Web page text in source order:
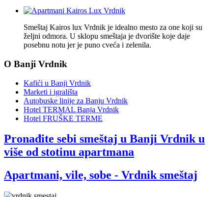
Smeštaj Kairos lux Vrdnik je idealno mesto za one koji su
željni odmora. U sklopu smeštaja je dvorište koje daje
posebnu notu jer je puno cveća i zelenila.
O Banji Vrdnik
Kafići u Banji Vrdnik
Marketi i igrališta
Autobuske linije za Banju Vrdnik
Hotel TERMAL Banja Vrdnik
Hotel FRUŠKE TERME
Pronađite sebi smeštaj u Banji Vrdnik u
više od stotinu apartmana
Apartmani, vile, sobe - Vrdnik smeštaj